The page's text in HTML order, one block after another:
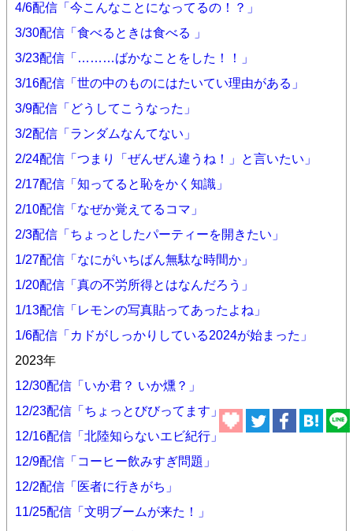
4/6配信「今こんなことになってるの！？」
3/30配信「食べるときは食べる 」
3/23配信「………ばかなことをした！！」
3/16配信「世の中のものにはたいてい理由がある」
3/9配信「どうしてこうなった」
3/2配信「ランダムなんてない」
2/24配信「つまり「ぜんぜん違うね！」と言いたい」
2/17配信「知ってると恥をかく知識」
2/10配信「なぜか覚えてるコマ」
2/3配信「ちょっとしたパーティーを開きたい」
1/27配信「なにがいちばん無駄な時間か」
1/20配信「真の不労所得とはなんだろう」
1/13配信「レモンの写真貼ってあったよね」
1/6配信「カドがしっかりしている2024が始まった」
2023年
12/30配信「いか君？ いか燻？」
12/23配信「ちょっとびびってます」
12/16配信「北陸知らないエビ紀行」
12/9配信「コーヒー飲みすぎ問題」
12/2配信「医者に行きがち」
11/25配信「文明ブームが来た！」